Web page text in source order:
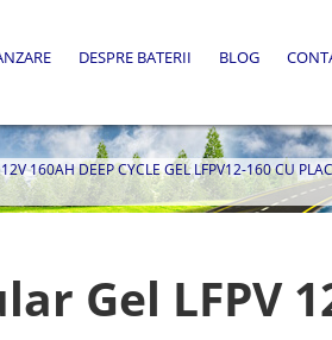
DESPRE BATERII BLOG
160AH DEEP CYCLE GEL LFPV12-160 CU
Gel LFPV